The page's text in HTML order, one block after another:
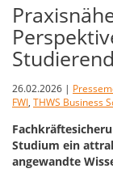
26.02.2026 |
FWI, THWS Business
Studium ein
angewandte